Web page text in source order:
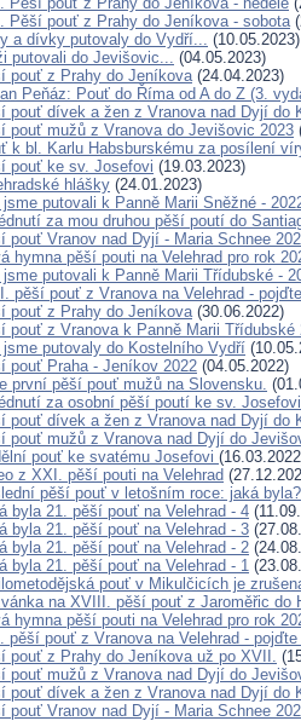
Pěší pouť z Prahy do Jeníkova - sobota
a dívky putovaly do Vydří... (10.05.2023)
putovali do Jevišovic... (04.05.2023)
pouť z Prahy do Jeníkova(24.04.2023)
Peňáz: Pouť do Říma od A do Z (3.
pouť dívek a žen z Vranova nad Dyjí do
pouť mužů z Vranova do Jevišovic 2023
k bl. Karlu Habsburskému za posílení
pouť ke sv. Josefovi (19.03.2023)
hlášky (24.01.2023)
putovali k Panně Marii Sněžné -
za mou druhou pěší poutí do
pouť Vranov nad Dyjí - Maria Schnee
hymna pěší pouti na Velehrad pro rok
putovali k Panně Marii Třídubské -
pěší pouť z Vranova na Velehrad -
pouť z Prahy do Jeníkova(30.06.2022)
pouť z Vranova k Panně Marii Třídubské
putovaly do Kostelního Vydří
pouť Praha - Jeníkov 2022 (04.05.2022)
první pěší pouť mužů na Slovensku.
za osobní pěší poutí ke sv.
pouť dívek a žen z Vranova nad Dyjí do
pouť mužů z Vranova nad Dyjí do
pouť ke svatému Josefovi
z XXI. pěší pouti na Velehrad
pěší pouť v letošním roce: jaká byla?
byla 21. pěší pouť na Velehrad - 4
byla 21. pěší pouť na Velehrad - 3
byla 21. pěší pouť na Velehrad - 2
byla 21. pěší pouť na Velehrad - 1
pouť v Mikulčicích je
na XVIII. pěší pouť z Jaroměřic do
hymna pěší pouti na Velehrad pro rok
pěší pouť z Vranova na Velehrad - pojďte
pouť z Prahy do Jeníkova už po XVII.
pouť mužů z Vranova nad Dyjí do
pouť dívek a žen z Vranova nad Dyjí do
pouť Vranov nad Dyjí - Maria Schnee